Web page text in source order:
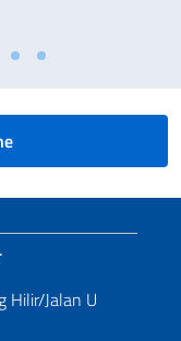
Hilir/Jalan U